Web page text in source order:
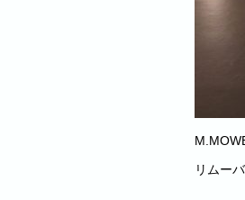
リムー